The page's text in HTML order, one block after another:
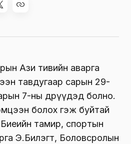
Ази тивийн аварга
тавдугаар сарын 29-
7-ны өдрүүдэд болно.
болох гэж буйтай
Биеийн тамир, спортын
Э.Билэгт, Боловсролын